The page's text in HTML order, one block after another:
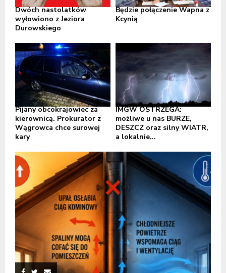
Dwóch nastolatków
wyłowiono z Jeziora
Durowskiego
Będzie połączenie Wapna z
Kcynią
Pijany obcokrajowiec za
kierownicą. Prokurator z
Wągrowca chce surowej
kary
IMGW OSTRZEGA:
możliwe u nas BURZE,
DESZCZ oraz silny WIATR,
a lokalnie...